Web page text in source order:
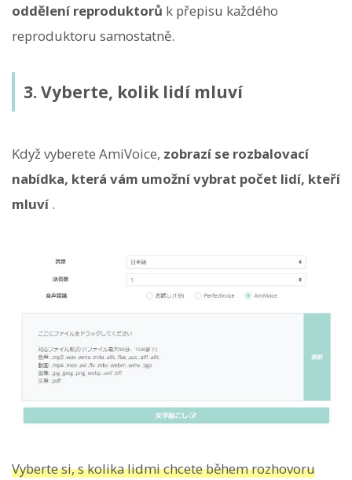
oddělení reproduktorů k přepisu každého
reproduktoru samostatně.
3. Vyberte, kolik lidí mluví
Když vyberete AmiVoice, zobrazí se rozbalovací
nabídka, která vám umožní vybrat počet lidí, kteří
mluví.
Vyberte si, s kolika lidmi chcete během rozhovoru